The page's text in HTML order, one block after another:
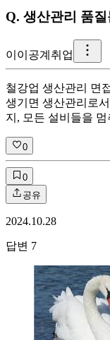
Q. 생산관리 품질
이 이공계취업
철강업 생산관리 면
생기면 생산관리로
지, 모든 설비들을
0
0
공유
2024.10.28
답변 7